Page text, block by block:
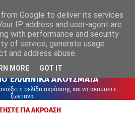
ΡΑΔΙΟ
ΑΚΟΥΣΜΑΤΑ
ΕΛΛΗΝΙΚΑ ΑΚΟΥΣΜΑΤΑ
η σελίδα ακρόασης και να ακούσετε
ζωντανά
ΓΙΑ ΑΚΡΟΑΣΗ
Google to deliver its services
IP address and user-agent are
with performance and security
of service, generate usage
and address abuse.
MORE GOT IT